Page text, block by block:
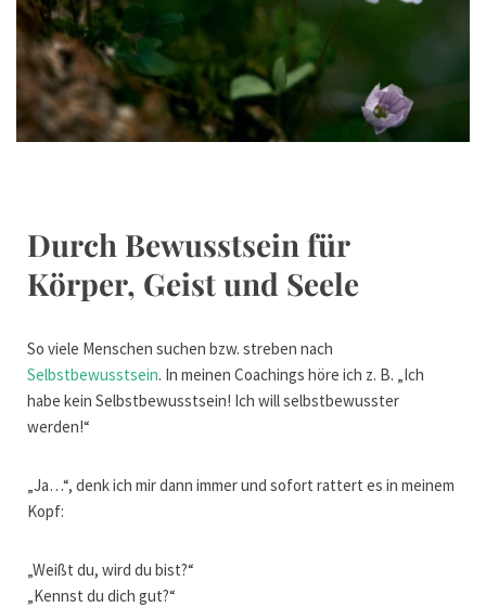
Durch Bewusstsein für
Körper, Geist und Seele
So viele Menschen suchen bzw. streben nach
Selbstbewusstsein. In meinen Coachings höre ich z. B. „Ich
habe kein Selbstbewusstsein! Ich will selbstbewusster
werden!“
„Ja…“, denk ich mir dann immer und sofort rattert es in meinem
Kopf:
„Weißt du, wird du bist?“
„Kennst du dich gut?“